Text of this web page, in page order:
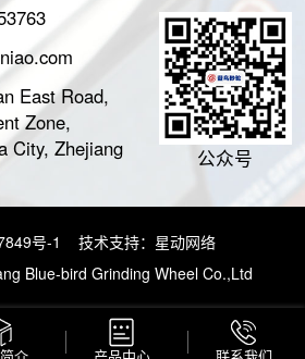
East Road,
Zone,
City, Zhejiang
公众号
号-1 技术支持： 星动网络
Blue-bird Grinding Wheel Co.,Ltd